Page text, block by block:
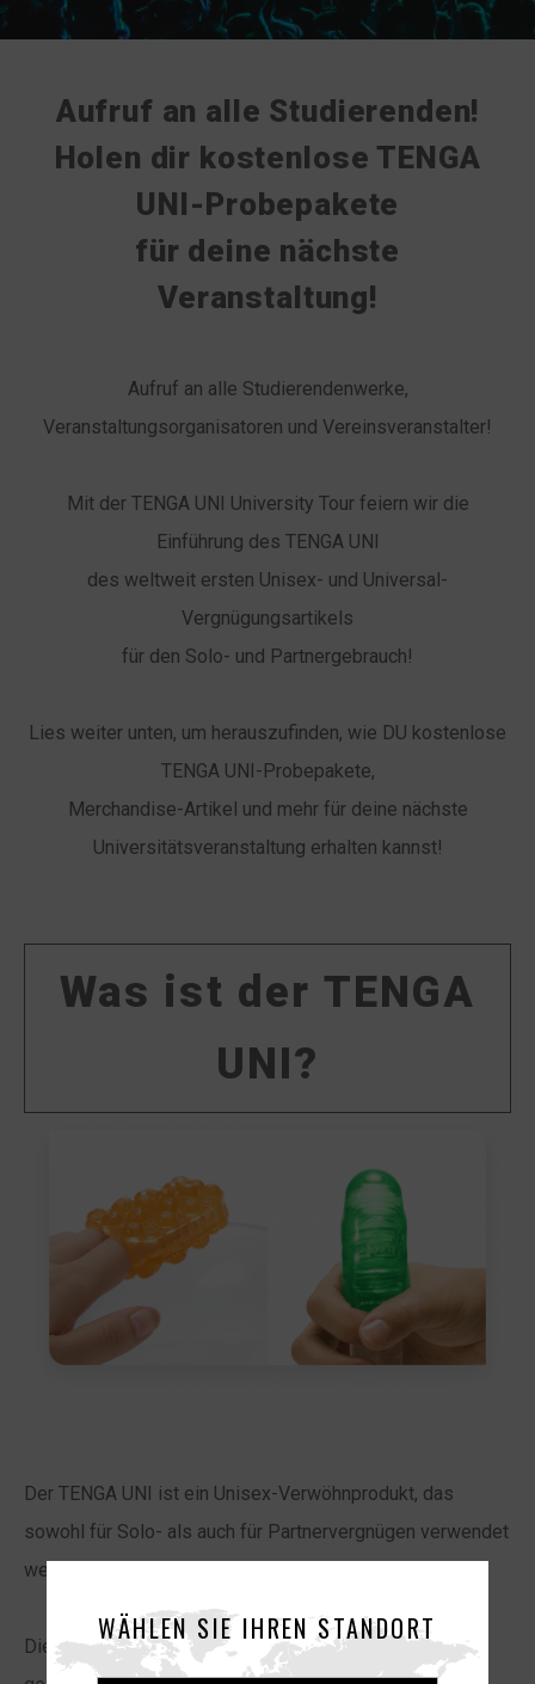
Aufruf an alle Studierenden!
Holen dir kostenlose TENGA
UNI-Probepakete
für deine nächste
Veranstaltung!
Aufruf an alle Studierendenwerke,
Veranstaltungsorganisatoren und Vereinsveranstalter!
Mit der TENGA UNI University Tour feiern wir die
Einführung des TENGA UNI
des weltweit ersten Unisex- und Universal-
Vergnügungsartikels
für den Solo- und Partnergebrauch!
Lies weiter unten, um herauszufinden, wie DU kostenlose
TENGA UNI-Probepakete,
Merchandise-Artikel und mehr für deine nächste
Universitätsveranstaltung erhalten kannst!
Was ist der TENGA
UNI?
Der TENGA UNI ist ein Unisex-Verwöhnprodukt, das
sowohl für Solo- als auch für Partnervergnügen verwendet
werden kann!
Die edelsteinähnlichen Produkte fühlen sich weich und
WÄHLEN SIE IHREN STANDORT